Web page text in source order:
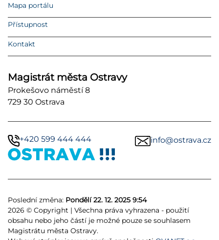
Mapa portálu
Přístupnost
Kontakt
Magistrát města Ostravy
Prokešovo náměstí 8
729 30 Ostrava
+420 599 444 444 info@ostrava.cz
Poslední změna: Pondělí 22. 12. 2025 9:54
2026 © Copyright | Všechna práva vyhrazena - použití
obsahu nebo jeho částí je možné pouze se souhlasem
Magistrátu města Ostravy.